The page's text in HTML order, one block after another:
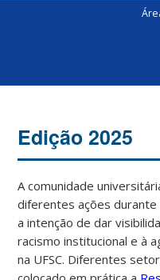
Edição 2025
A comunidade
diferentes ações
a intenção de dar
racismo institucional e à
na UFSC. Diferentes